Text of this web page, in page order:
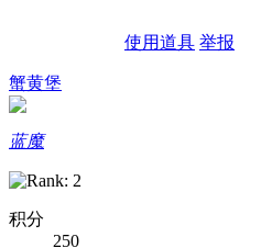
使用道具 举报
蟹黄堡
蓝魔
积分
250